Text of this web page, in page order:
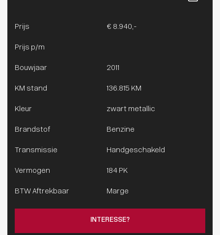
Prijs € 8.940,-
Prijs p/m
Bouwjaar 2011
KM stand 136.815 KM
Kleur zwart metallic
Brandstof Benzine
Transmissie Handgeschakeld
Vermogen 184 PK
BTW Aftrekbaar Marge
INTERESSE?